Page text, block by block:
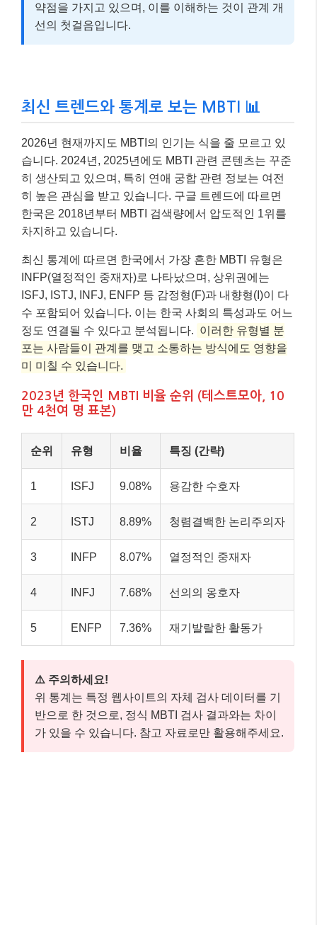
약점을 가지고 있으며, 이를 이해하는 것이 관계 개
선의 첫걸음입니다.
최신 트렌드와 통계로 보는 MBTI 📊
2026년 현재까지도 MBTI의 인기는 식을 줄 모르고 있
습니다. 2024년, 2025년에도 MBTI 관련 콘텐츠는 꾸준
히 생산되고 있으며, 특히 연애 궁합 관련 정보는 여전
히 높은 관심을 받고 있습니다. 구글 트렌드에 따르면
한국은 2018년부터 MBTI 검색량에서 압도적인 1위를
차지하고 있습니다.
최신 통계에 따르면 한국에서 가장 흔한 MBTI 유형은
INFP(열정적인 중재자)로 나타났으며, 상위권에는
ISFJ, ISTJ, INFJ, ENFP 등 감정형(F)과 내향형(I)이 다
수 포함되어 있습니다. 이는 한국 사회의 특성과도 어느
정도 연결될 수 있다고 분석됩니다. 이러한 유형별 분
포는 사람들이 관계를 맺고 소통하는 방식에도 영향을
미 미칠 수 있습니다.
2023년 한국인 MBTI 비율 순위 (테스트모아, 10
만 4천여 명 표본)
순위 유형 비율 특징 (간략)
1 ISFJ 9.08% 용감한 수호자
2 ISTJ 8.89% 청렴결백한 논리주의자
3 INFP 8.07% 열정적인 중재자
4 INFJ 7.68% 선의의 옹호자
5 ENFP 7.36% 재기발랄한 활동가
⚠️ 주의하세요!
위 통계는 특정 웹사이트의 자체 검사 데이터를 기
반으로 한 것으로, 정식 MBTI 검사 결과와는 차이
가 있을 수 있습니다. 참고 자료로만 활용해주세요.